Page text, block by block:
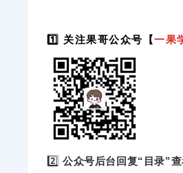
1️⃣ 关注果哥公众号【一果
2️⃣公众号后台回复“目录”